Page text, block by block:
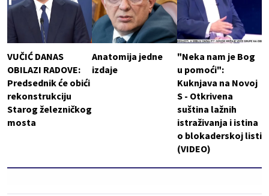
VUČIĆ DANAS
OBILAZI RADOVE:
Predsednik će obići
rekonstrukciju
Starog železničkog
mosta
Anatomija jedne
izdaje
"Neka nam je Bog
u pomoći":
Kuknjava na Novoj
S - Otkrivena
suština lažnih
istraživanja i istina
o blokaderskoj listi
(VIDEO)